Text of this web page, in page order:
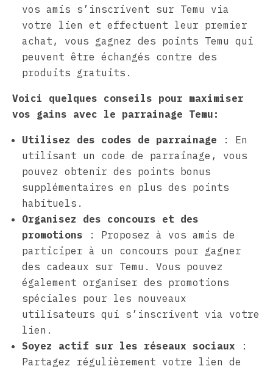
vos amis s’inscrivent sur Temu via
votre lien et effectuent leur premier
achat, vous gagnez des points Temu qui
peuvent être échangés contre des
produits gratuits.
Voici quelques conseils pour maximiser
vos gains avec le parrainage Temu:
Utilisez des codes de parrainage : En
utilisant un code de parrainage, vous
pouvez obtenir des points bonus
supplémentaires en plus des points
habituels.
Organisez des concours et des
promotions : Proposez à vos amis de
participer à un concours pour gagner
des cadeaux sur Temu. Vous pouvez
également organiser des promotions
spéciales pour les nouveaux
utilisateurs qui s’inscrivent via votre
lien.
Soyez actif sur les réseaux sociaux :
Partagez régulièrement votre lien de